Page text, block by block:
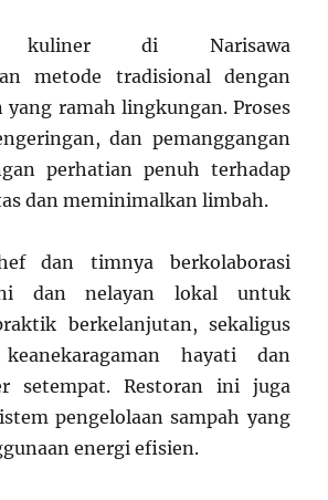
kuliner di Narisawa
metode tradisional dengan
ramah lingkungan. Proses
dan pemanggangan
perhatian penuh terhadap
dan meminimalkan limbah.
dan timnya berkolaborasi
dan nelayan lokal untuk
berkelanjutan, sekaligus
hayati dan
setempat. Restoran ini juga
pengelolaan sampah yang
energi efisien.